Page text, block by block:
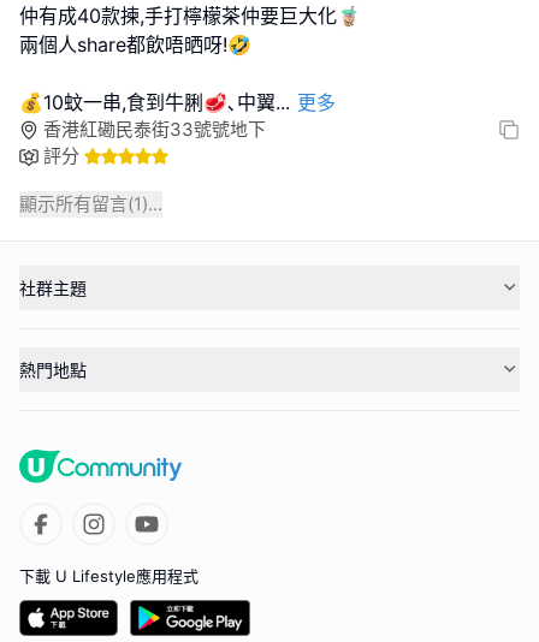
仲有成40款揀,手打檸檬茶仲要巨大化🧋
兩個人share都飲唔晒呀!🤣
💰10蚊一串,食到牛脷🥩､中翼... 更多
香港紅磡民泰街33號號地下
評分
顯示所有留言(1)...
社群主題
熱門地點
下載 U Lifestyle應用程式